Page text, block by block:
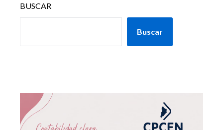
BUSCAR
Buscar